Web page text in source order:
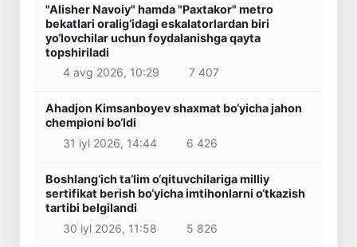
"Alisher Navoiy" hamda "Paxtakor" metro
bekatlari oralig‘idagi eskalatorlardan biri
yo‘lovchilar uchun foydalanishga qayta
topshiriladi
4 avg 2026, 10:29
7 407
Ahadjon Kimsanboyev shaxmat bo‘yicha jahon
chempioni bo‘ldi
31 iyl 2026, 14:44
6 426
Boshlang‘ich ta’lim o‘qituvchilariga milliy
sertifikat berish bo‘yicha imtihonlarni o‘tkazish
tartibi belgilandi
30 iyl 2026, 11:58
5 826